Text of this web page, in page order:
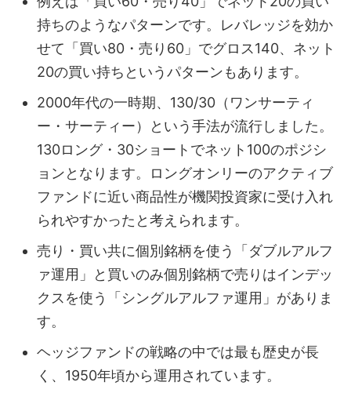
持ちのようなパターンです。レバレッジを効か
せて「買い80・売り60」でグロス140、ネット
20の買い持ちというパターンもあります。
2000年代の一時期、130/30（ワンサーティ
ー・サーティー）という手法が流行しました。
130ロング・30ショートでネット100のポジシ
ョンとなります。ロングオンリーのアクティブ
ファンドに近い商品性が機関投資家に受け入れ
られやすかったと考えられます。
売り・買い共に個別銘柄を使う「ダブルアルフ
ァ運用」と買いのみ個別銘柄で売りはインデッ
クスを使う「シングルアルファ運用」がありま
す。
ヘッジファンドの戦略の中では最も歴史が長
く、1950年頃から運用されています。